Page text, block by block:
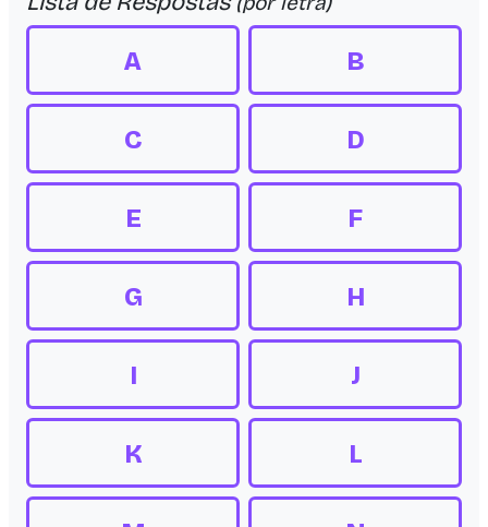
A B
C D
E F
G H
I J
K L